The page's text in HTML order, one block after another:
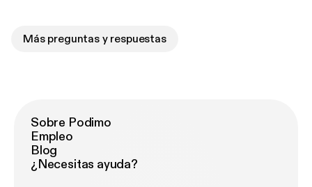
Más preguntas y respuestas
Sobre Podimo
Empleo
Blog
¿Necesitas ayuda?